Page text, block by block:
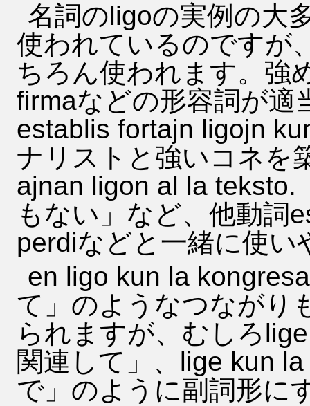
名詞のligoの実例の大
使われているのですが
ちろん使われます。強
firmaなどの形容詞が適
establis fortajn ligojn
ナリストと強いコネを
ajnan ligon al la teksto.
もない」など、他動詞
perdiなどと一緒に使い
en ligo kun la
て」のようなつながり
られますが、むしろ
関連して」、lige kun
で」のように副詞形に